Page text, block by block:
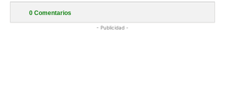
0 Comentarios
- Publicidad -